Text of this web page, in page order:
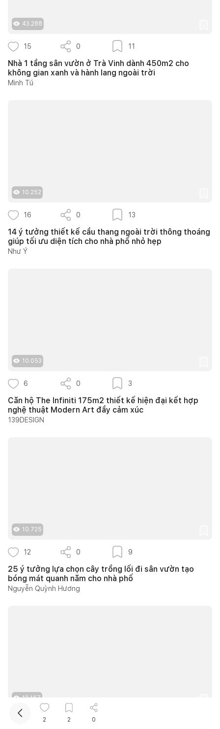
43.288
15 0 11
Nhà 1 tầng sân vườn ở Trà Vinh dành 450m2 cho
không gian xanh và hành lang ngoài trời
Minh Tú
10.252
16 0 13
14 ý tưởng thiết kế cầu thang ngoài trời thông thoáng
giúp tối ưu diện tích cho nhà phố nhỏ hẹp
Như Ý
10.053
6 0 3
Căn hộ The Infiniti 175m2 thiết kế hiện đại kết hợp
nghệ thuật Modern Art đầy cảm xúc
139DESIGN
10.725
12 0 9
25 ý tưởng lựa chọn cây trồng lối đi sân vườn tạo
bóng mát quanh năm cho nhà phố
Nguyễn Quỳnh Hương
12.167
2 2 0